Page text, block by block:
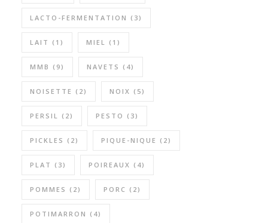
LACTO-FERMENTATION (3)
LAIT (1) MIEL (1)
MMB (9) NAVETS (4)
NOISETTE (2) NOIX (5)
PERSIL (2) PESTO (3)
PICKLES (2) PIQUE-NIQUE (2)
PLAT (3) POIREAUX (4)
POMMES (2) PORC (2)
POTIMARRON (4)